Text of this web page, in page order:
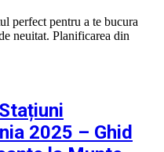
perfect pentru a te bucura
neuitat. Planificarea din
2025 – Ghid